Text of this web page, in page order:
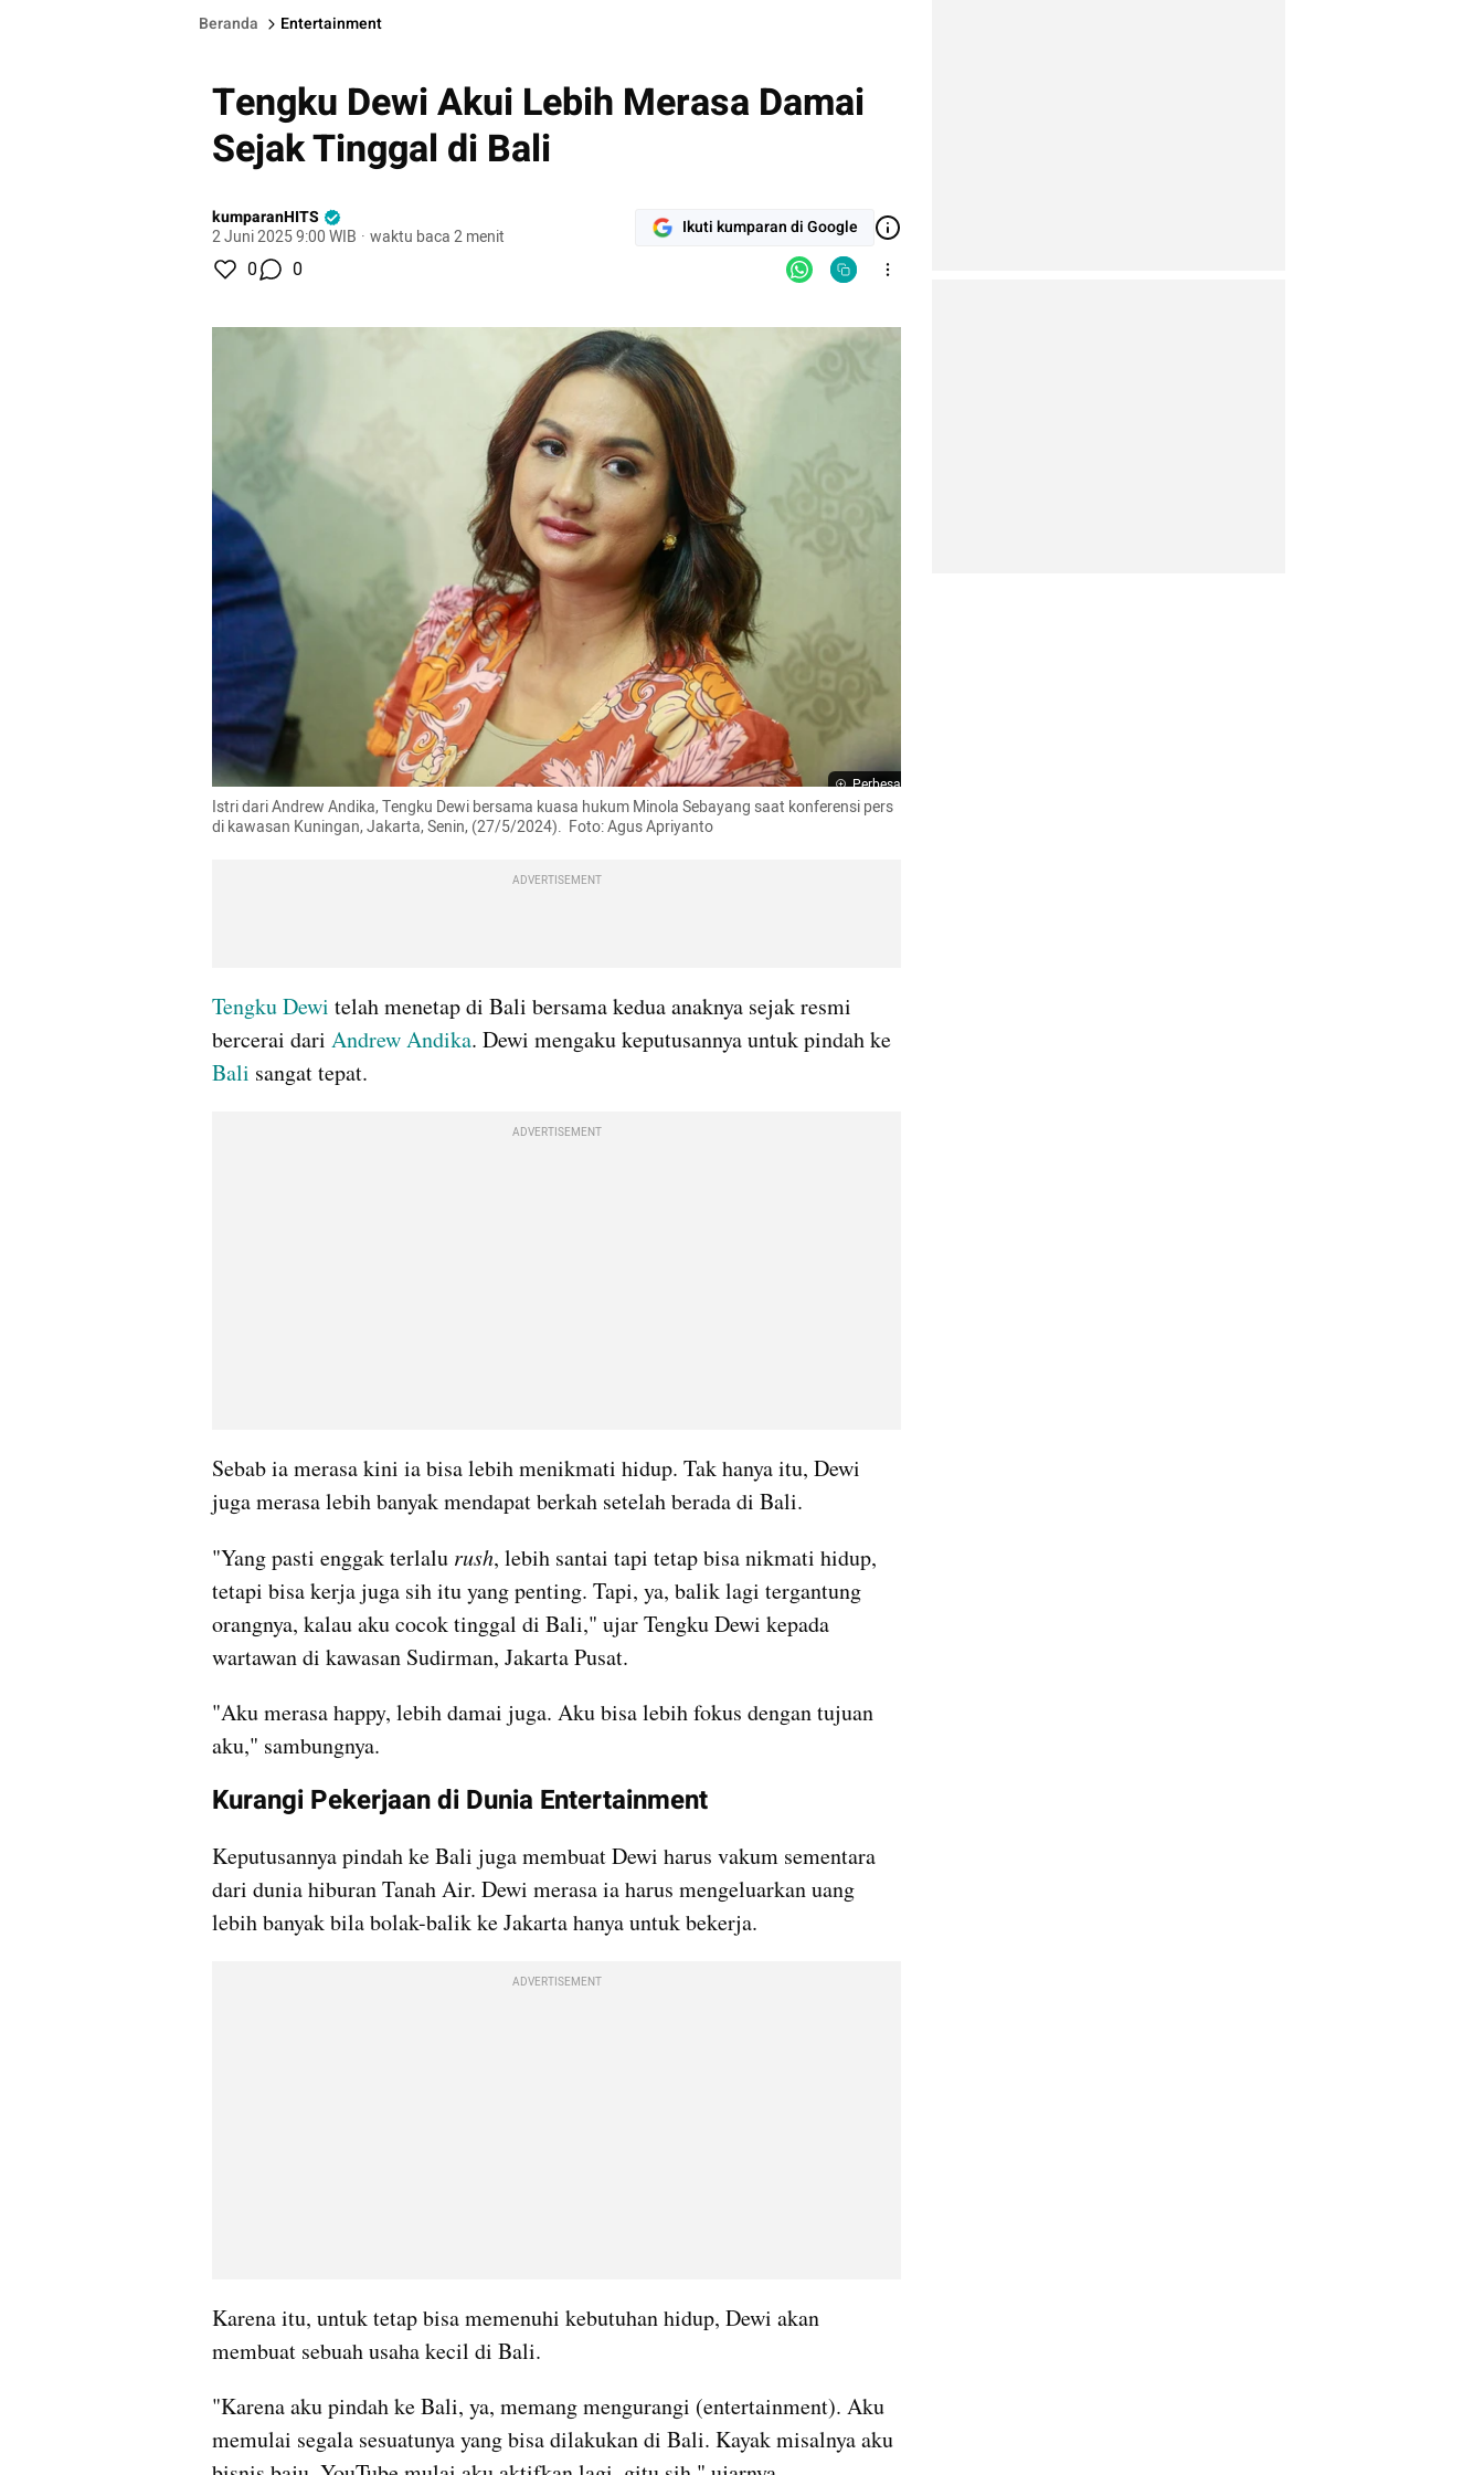
Beranda Entertainment
Tengku Dewi Akui Lebih Merasa Damai
Sejak Tinggal di Bali
kumparanHITS
2 Juni 2025 9:00 WIB · waktu baca 2 menit Ikuti kumparan di Google
0 0
Perbesar
Istri dari Andrew Andika, Tengku Dewi bersama kuasa hukum Minola Sebayang saat konferensi pers
di kawasan Kuningan, Jakarta, Senin, (27/5/2024).  Foto: Agus Apriyanto
ADVERTISEMENT
Tengku Dewi telah menetap di Bali bersama kedua anaknya sejak resmi
bercerai dari Andrew Andika
Bali sangat tepat.
ADVERTISEMENT
Sebab ia merasa kini ia bisa lebih menikmati hidup. Tak hanya itu, Dewi
juga merasa lebih banyak mendapat berkah setelah berada di Bali.
"Yang pasti enggak terlalu rush, lebih santai tapi tetap bisa nikmati hidup,
tetapi bisa kerja juga sih itu yang penting. Tapi, ya, balik lagi tergantung
orangnya, kalau aku cocok tinggal di Bali," ujar Tengku Dewi kepada
wartawan di kawasan Sudirman, Jakarta Pusat.
"Aku merasa happy, lebih damai juga. Aku bisa lebih fokus dengan tujuan
aku," sambungnya.
Kurangi Pekerjaan di Dunia Entertainment
Keputusannya pindah ke Bali juga membuat Dewi harus vakum sementara
dari dunia hiburan Tanah Air. Dewi merasa ia harus mengeluarkan uang
lebih banyak bila bolak-balik ke Jakarta hanya untuk bekerja.
ADVERTISEMENT
Karena itu, untuk tetap bisa memenuhi kebutuhan hidup, Dewi akan
membuat sebuah usaha kecil di Bali.
"Karena aku pindah ke Bali, ya, memang mengurangi (entertainment). Aku
memulai segala sesuatunya yang bisa dilakukan di Bali. Kayak misalnya aku